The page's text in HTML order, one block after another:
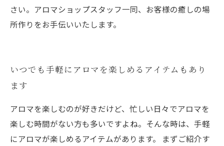
さい。アロマショップスタッフ一同、お客様の癒しの場
所作りをお手伝いいたします。
いつでも手軽にアロマを楽しめるアイテムもあり
ます
アロマを楽しむのが好きだけど、忙しい日々でアロマを
楽しむ時間がない方も多いですよね。そんな時は、手軽
にアロマが楽しめるアイテムがあります。 まずご紹介す